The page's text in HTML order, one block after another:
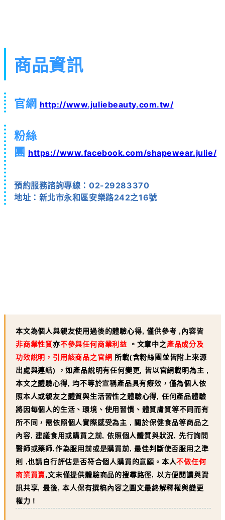
商品資訊
官網 http://www.juliebeauty.com.tw/
粉絲
團 https://www.facebook.com/shapewear.julie/
預約服務諮詢專線：02-29283370
地址：新北市永和區安樂路242之16號
本文為個人與親友使用過後的體驗心得, 僅供參考 ,內容皆
非商業性質亦不參與任何商業利益 。文章中之產品成分及
功效說明，引用該商品之官網 所載(含粉絲團並皆附上來源
出處與連結)
，如產品說明有任何變更, 皆以官網載明為主 ,
本文之體驗心得, 均不等於宣稱產品具有療效，僅為個人依
照本人或親友之體質與生活習性之體驗心得, 任何產品體驗
將因每個人的生活、環境、使用習慣、體質膚質等不同而有
所不同，需依照個人實際感受為主 , 關於保健食品等商品之
內容, 建議食用或購買之前, 依照個人體質與狀況, 先行詢問
醫師或藥師,作為服用前或是購買前, 最佳判斷使否服用之準
則 ,也請自行評估是否符合個人購買的意願。本人不做任何
商業買賣,文末僅提供體驗商品的搜尋路徑, 以方便閱讀與資
訊共享, 最後, 本人保有撰稿內容之圖文最終解釋權與變更
權力 !